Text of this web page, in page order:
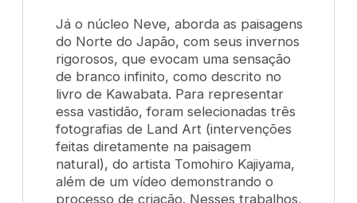
Já o núcleo Neve, aborda as paisagens
do Norte do Japão, com seus invernos
rigorosos, que evocam uma sensação
de branco infinito, como descrito no
livro de Kawabata. Para representar
essa vastidão, foram selecionadas três
fotografias de Land Art (intervenções
feitas diretamente na paisagem
natural), do artista Tomohiro Kajiyama,
além de um vídeo demonstrando o
processo de criação. Nesses trabalhos,